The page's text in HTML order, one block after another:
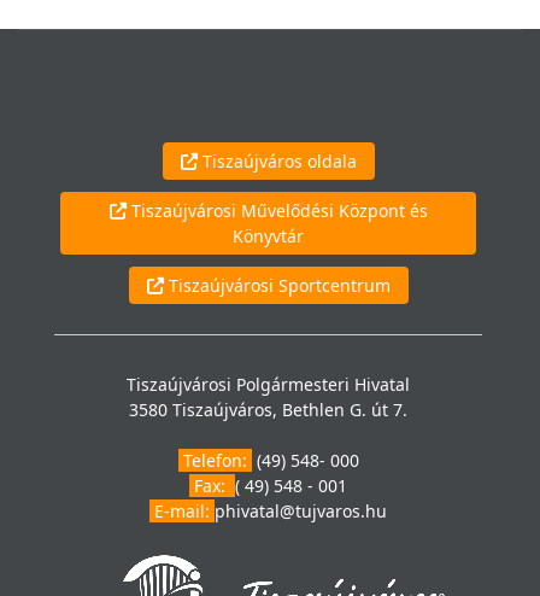
Tiszaújváros oldala
Tiszaújvárosi Művelődési Központ és
Könyvtár
Tiszaújvárosi Sportcentrum
Tiszaújvárosi Polgármesteri Hivatal
3580 Tiszaújváros, Bethlen G. út 7.
Telefon: (49) 548- 000
Fax: ( 49) 548 - 001
E-mail: phivatal@tujvaros.hu